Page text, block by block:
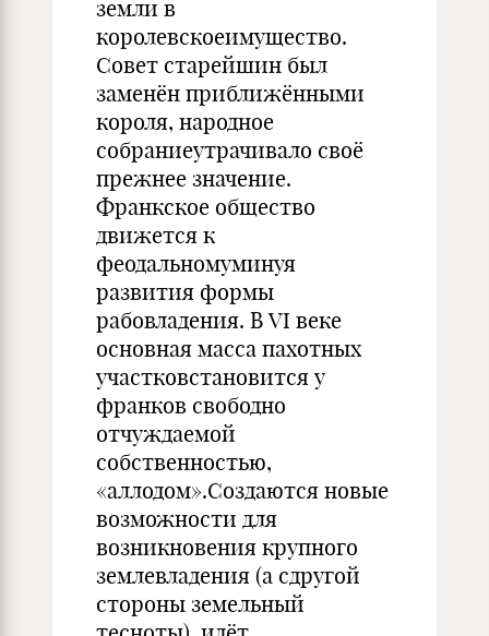
земли в
королевскоеимущество.
Совет старейшин был
заменён приближёнными
короля, народное
собраниеутрачивало своё
прежнее значение.
Франкское общество
движется к
феодальномуминуя
развития формы
рабовладения. В VI веке
основная масса пахотных
участковстановится у
франков свободно
отчуждаемой
собственностью,
«аллодом».Создаются новые
возможности для
возникновения крупного
землевладения (а сдругой
стороны земельный